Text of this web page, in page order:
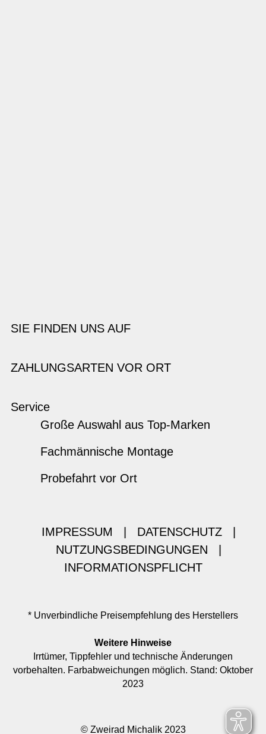
SIE FINDEN UNS AUF
ZAHLUNGSARTEN VOR ORT
Service
Große Auswahl aus Top-Marken
Fachmännische Montage
Probefahrt vor Ort
IMPRESSUM DATENSCHUTZ
NUTZUNGSBEDINGUNGEN
INFORMATIONSPFLICHT
* Unverbindliche Preisempfehlung des Herstellers
Weitere Hinweise
Irrtümer, Tippfehler und technische Änderungen
vorbehalten. Farbabweichungen möglich. Stand: Oktober
2023
© Zweirad Michalik 2023